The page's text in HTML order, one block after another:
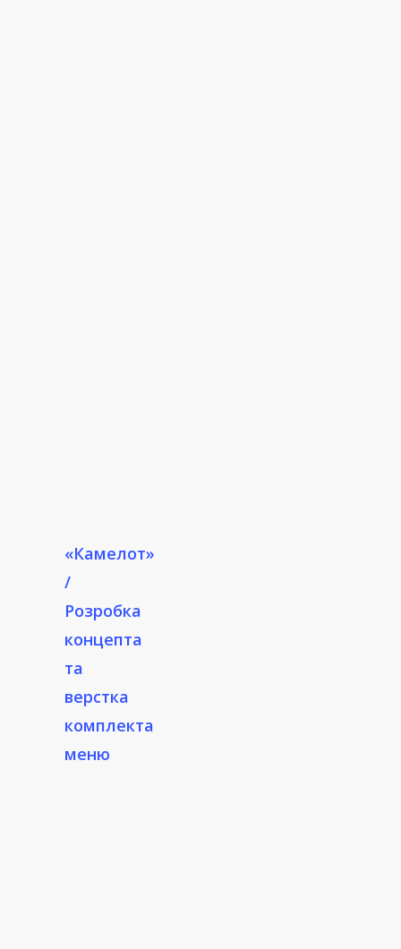
«Камелот»
/
Розробка
концепта
та
верстка
комплекта
меню